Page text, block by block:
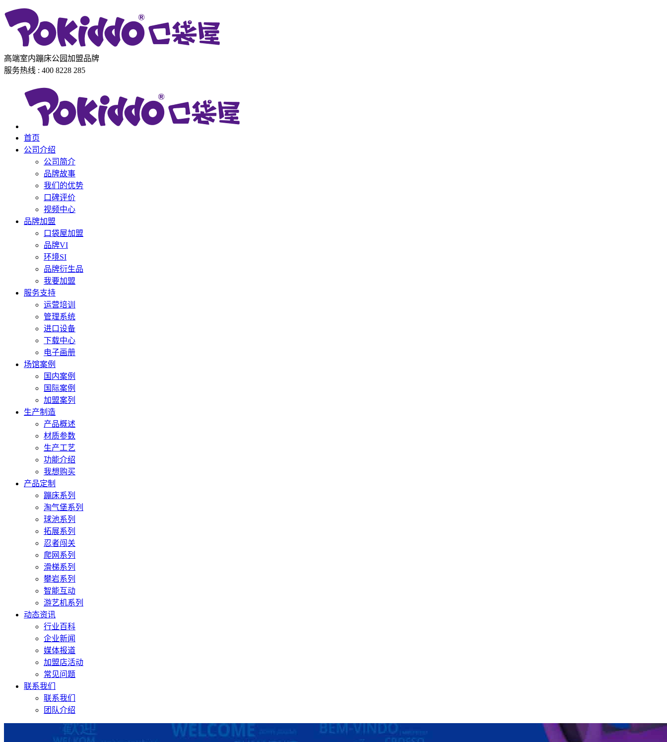
高端室内蹦床公园加盟品牌
服务热线 : 400 8228 285
首页
公司介绍
公司简介
品牌故事
我们的优势
口碑评价
视频中心
品牌加盟
口袋屋加盟
品牌VI
环境SI
品牌衍生品
我要加盟
服务支持
运营培训
管理系统
进口设备
下载中心
电子画册
场馆案例
国内案例
国际案例
加盟案列
生产制造
产品概述
材质参数
生产工艺
功能介绍
我想购买
产品定制
蹦床系列
淘气堡系列
球池系列
拓展系列
忍者闯关
爬网系列
滑梯系列
攀岩系列
智能互动
游艺机系列
动态资讯
行业百科
企业新闻
媒体报道
加盟店活动
常见问题
联系我们
联系我们
团队介绍